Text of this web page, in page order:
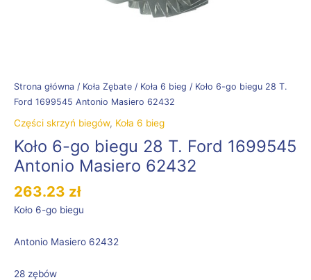
Strona główna / Koła Zębate / Koła 6 bieg / Koło 6-go biegu 28 T.
Ford 1699545 Antonio Masiero 62432
Części skrzyń biegów, Koła 6 bieg
Koło 6-go biegu 28 T. Ford 1699545
Antonio Masiero 62432
263.23 zł
Koło 6-go biegu
Antonio Masiero 62432
28 zębów